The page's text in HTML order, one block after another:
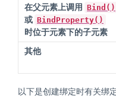
在父元素上调用 Bind()
或 BindProperty()
时位于元素下的子元素
其他
以下是创建绑定时有关绑